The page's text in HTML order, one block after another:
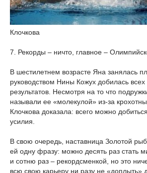
Клочкова
7. Рекорды – ничто, главное –
В шестилетнем возрасте Яна занялась
руководством Нины Кожух добилась всех
результатов. Несмотря на то что
называли ее «молекулой» из-за
Клочкова доказала: всего можно
усилия.
В свою очередь, наставница Золотой
ей одну фразу: можно десять раз стать
и сотню раз – рекордсменкой, но это
всю свою карьеру ни разу не «доплыть»